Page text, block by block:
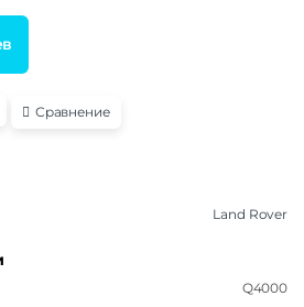
Сравнение
Land Rover
Q4000